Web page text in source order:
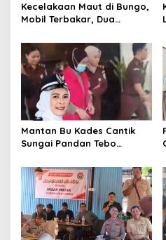
Kecelakaan Maut di Bungo,
Mobil Terbakar, Dua
Tempat
Mantan Bu Kades Cantik
Sungai Pandan Tebo
Milyar